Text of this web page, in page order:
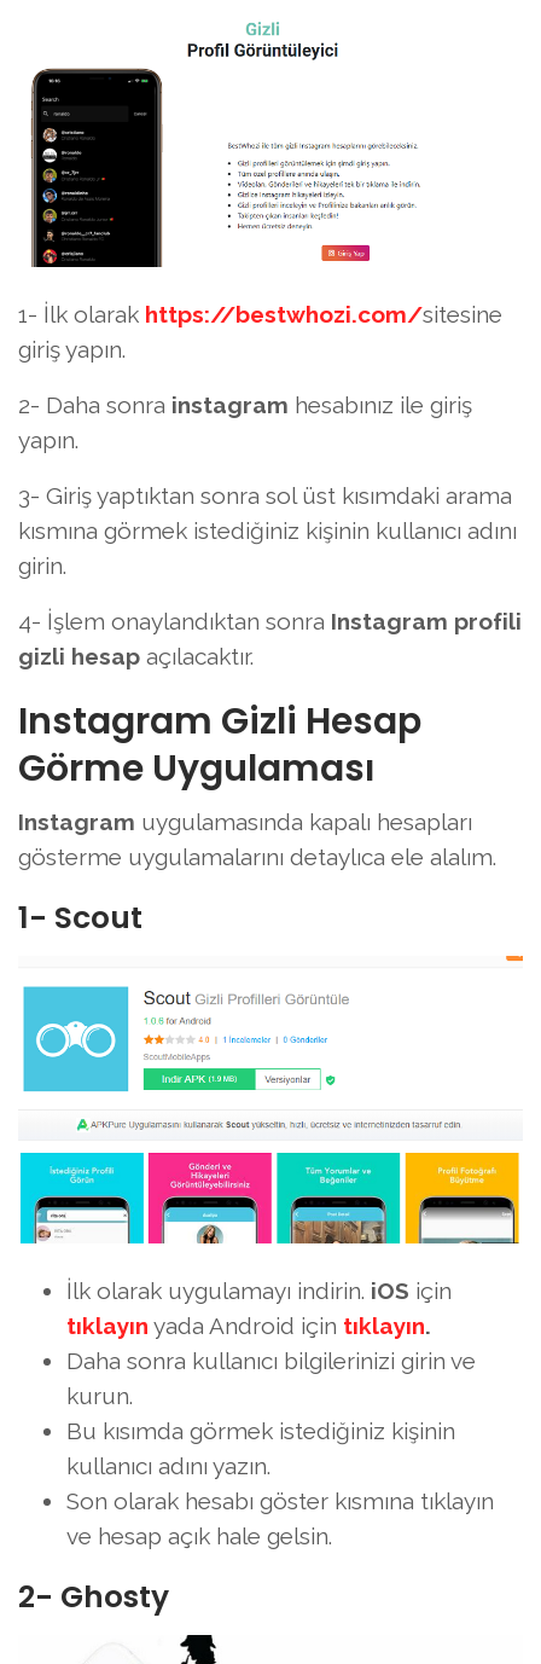
1- İlk olarak https://bestwhozi.com/sitesine
giriş yapın.
2- Daha sonra instagram hesabınız ile giriş
yapın.
3- Giriş yaptıktan sonra sol üst kısımdaki arama
kısmına görmek istediğiniz kişinin kullanıcı adını
girin.
4- İşlem onaylandıktan sonra Instagram profili
gizli hesap açılacaktır.
Instagram Gizli Hesap
Görme Uygulaması
Instagram uygulamasında kapalı hesapları
gösterme uygulamalarını detaylıca ele alalım.
1- Scout
İlk olarak uygulamayı indirin. iOS için
tıklayın yada Android için tıklayın.
Daha sonra kullanıcı bilgilerinizi girin ve
kurun.
Bu kısımda görmek istediğiniz kişinin
kullanıcı adını yazın.
Son olarak hesabı göster kısmına tıklayın
ve hesap açık hale gelsin.
2- Ghosty